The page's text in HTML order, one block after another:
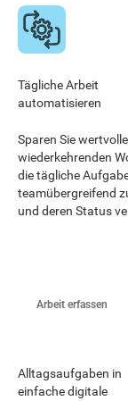
Tägliche Arbeit
automatisieren
Sparen Sie
wiederkehrenden
die tägliche
teamübergreifend
und deren Status
Arbeit erfassen
Alltagsaufgaben in
einfache digitale